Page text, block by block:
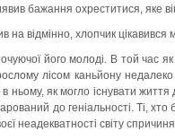
бажання охреститися, яке
на відмінно, хлопчик
його молоді. В той час
лісом каньйону недалеко
ньому, як могло існувати
до геніальності. Ті,
неадекватності світу